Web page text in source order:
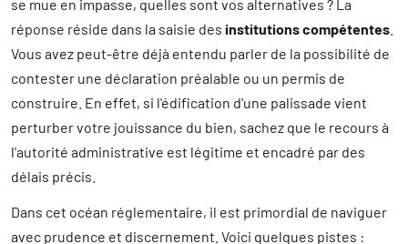
se mue en impasse, quelles sont vos alternatives ? La
réponse réside dans la saisie des institutions compétentes
Vous avez peut-être déjà entendu parler de la possibilité de
contester une déclaration préalable ou un permis de
construire. En effet, si l'édification d'une palissade vient
perturber votre jouissance du bien, sachez que le recours à
l'autorité administrative est légitime et encadré par des
délais précis.
Dans cet océan réglementaire, il est primordial de naviguer
avec prudence et discernement. Voici quelques pistes :